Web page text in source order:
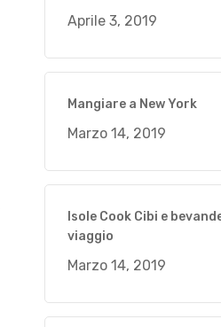
Aprile 3, 2019
Mangiare a New York
Marzo 14, 2019
Isole Cook Cibi e
viaggio
Marzo 14, 2019